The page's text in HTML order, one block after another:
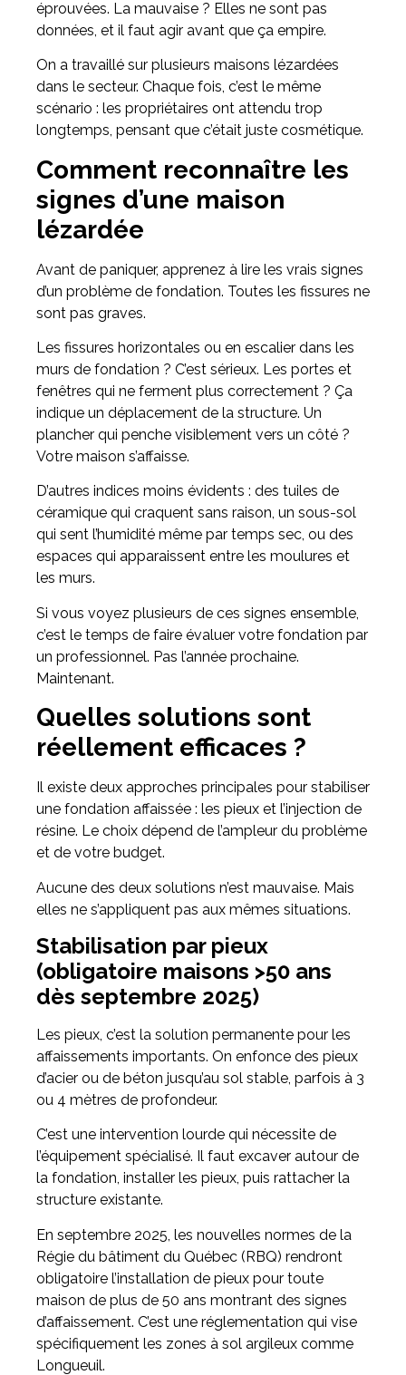
éprouvées. La mauvaise ? Elles ne sont pas
données, et il faut agir avant que ça empire.
On a travaillé sur plusieurs maisons lézardées
dans le secteur. Chaque fois, c’est le même
scénario : les propriétaires ont attendu trop
longtemps, pensant que c’était juste cosmétique.
Comment reconnaître les
signes d’une maison
lézardée
Avant de paniquer, apprenez à lire les vrais signes
d’un problème de fondation. Toutes les fissures ne
sont pas graves.
Les fissures horizontales ou en escalier dans les
murs de fondation ? C’est sérieux. Les portes et
fenêtres qui ne ferment plus correctement ? Ça
indique un déplacement de la structure. Un
plancher qui penche visiblement vers un côté ?
Votre maison s’affaisse.
D’autres indices moins évidents : des tuiles de
céramique qui craquent sans raison, un sous-sol
qui sent l’humidité même par temps sec, ou des
espaces qui apparaissent entre les moulures et
les murs.
Si vous voyez plusieurs de ces signes ensemble,
c’est le temps de faire évaluer votre fondation par
un professionnel. Pas l’année prochaine.
Maintenant.
Quelles solutions sont
réellement efficaces ?
Il existe deux approches principales pour stabiliser
une fondation affaissée : les pieux et l’injection de
résine. Le choix dépend de l’ampleur du problème
et de votre budget.
Aucune des deux solutions n’est mauvaise. Mais
elles ne s’appliquent pas aux mêmes situations.
Stabilisation par pieux
(obligatoire maisons >50 ans
dès septembre 2025)
Les pieux, c’est la solution permanente pour les
affaissements importants. On enfonce des pieux
d’acier ou de béton jusqu’au sol stable, parfois à 3
ou 4 mètres de profondeur.
C’est une intervention lourde qui nécessite de
l’équipement spécialisé. Il faut excaver autour de
la fondation, installer les pieux, puis rattacher la
structure existante.
En septembre 2025, les nouvelles normes de la
Régie du bâtiment du Québec (RBQ) rendront
obligatoire l’installation de pieux pour toute
maison de plus de 50 ans montrant des signes
d’affaissement. C’est une réglementation qui vise
spécifiquement les zones à sol argileux comme
Longueuil.